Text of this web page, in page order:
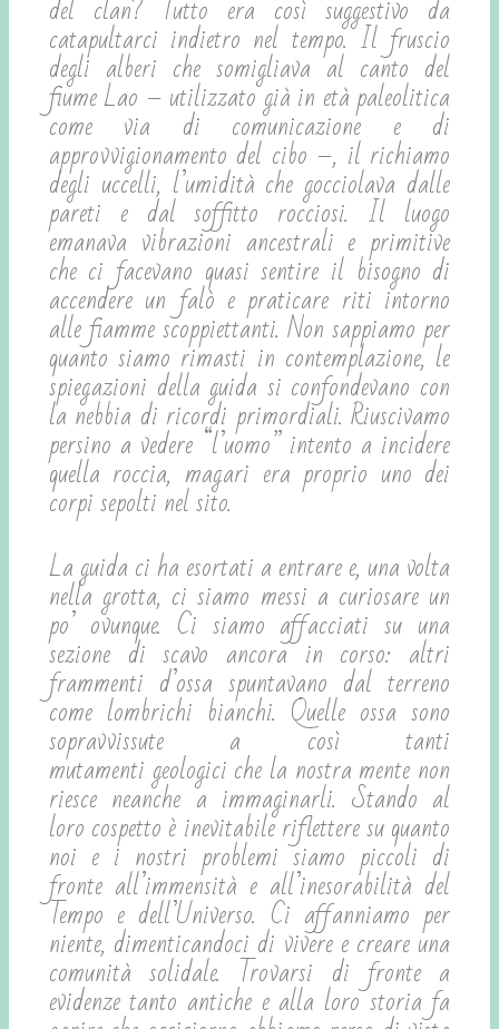
del clan? Tutto era così suggestivo da
catapultarci indietro nel tempo. Il fruscio
degli alberi che somigliava al canto del
fiume Lao – utilizzato già in età paleolitica
come via di comunicazione e di
approvvigionamento del cibo –, il richiamo
degli uccelli, l’umidità che gocciolava dalle
pareti e dal soffitto rocciosi. Il luogo
emanava vibrazioni ancestrali e primitive
che ci facevano quasi sentire il bisogno di
accendere un falò e praticare riti intorno
alle fiamme scoppiettanti. Non sappiamo per
quanto siamo rimasti in contemplazione, le
spiegazioni della guida si confondevano con
la nebbia di ricordi primordiali. Riuscivamo
persino a vedere “l’uomo” intento a incidere
quella roccia, magari era proprio uno dei
corpi sepolti nel sito.
La guida ci ha esortati a entrare e, una volta
nella grotta, ci siamo messi a curiosare un
po’ ovunque. Ci siamo affacciati su una
sezione di scavo ancora in corso: altri
frammenti d’ossa spuntavano dal terreno
come lombrichi bianchi. Quelle ossa sono
sopravvissute a così tanti
mutamenti geologici che la nostra mente non
riesce neanche a immaginarli. Stando al
loro cospetto è inevitabile riflettere su quanto
noi e i nostri problemi siamo piccoli di
fronte all’immensità e all’inesorabilità del
Tempo e dell’Universo. Ci affanniamo per
niente, dimenticandoci di vivere e creare una
comunità solidale. Trovarsi di fronte a
evidenze tanto antiche e alla loro storia fa